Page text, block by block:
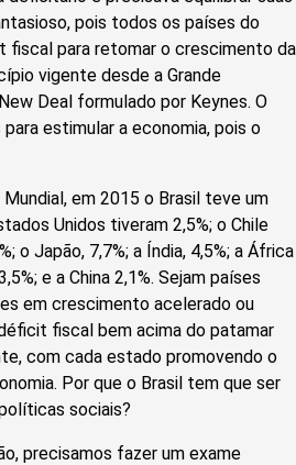
pois todos os países do
fiscal para retomar o crescimento da
vigente desde a Grande
Deal formulado por Keynes. O
estimular a economia, pois o
em 2015 o Brasil teve um
Unidos tiveram 2,5%; o Chile
o Japão, 7,7%; a Índia, 4,5%; a África
e a China 2,1%. Sejam países
em crescimento acelerado ou
fiscal bem acima do patamar
com cada estado promovendo o
Por que o Brasil tem que ser
sociais?
precisamos fazer um exame